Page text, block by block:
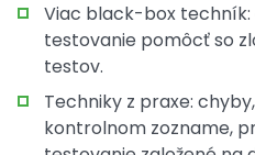
Viac black-box techník:
testovanie pomôcť so
testov.
Techniky z praxe:
kontrolnom zozname,